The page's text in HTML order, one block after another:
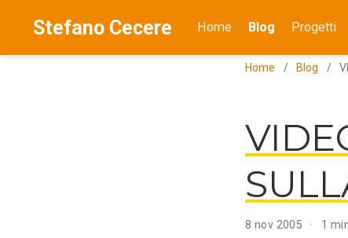
Stefano Cecere Home Blog Progetti
Home Blog
8 nov 2005 1